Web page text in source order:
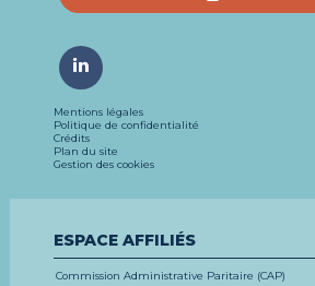
Mentions légales
Politique de confidentialité
Crédits
Plan du site
Gestion des cookies
ESPACE AFFILIÉS
Commission Administrative Paritaire (CAP)